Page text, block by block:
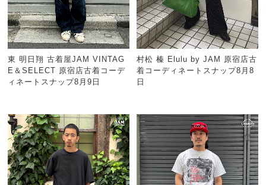
東 明日翔 古着屋JAM VINTAG
E＆SELECT 原宿店古着コーデ
ィネートスナップ8月9日
村松 榛 Elulu by JAM 原宿店古
着コーディネートスナップ8月8
日